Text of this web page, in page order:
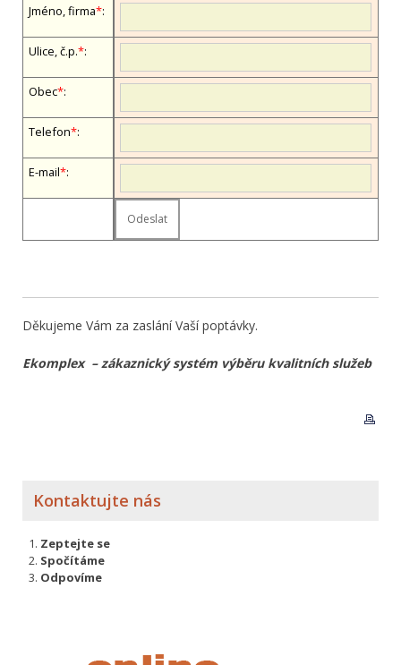
Jméno, firma*:
Ulice, č.p.*:
Obec*:
Telefon*:
E-mail*:
Děkujeme Vám za zaslání Vaší poptávky.
Ekomplex – zákaznický systém výběru kvalitních služeb
Kontaktujte nás
Zeptejte se
Spočítáme
Odpovíme